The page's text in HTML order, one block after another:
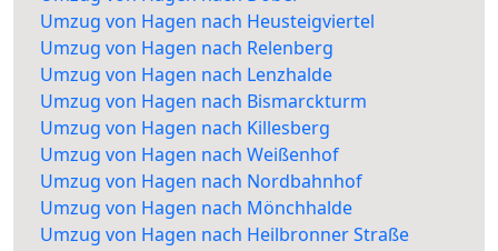
Umzug von Hagen nach Heusteigviertel
Umzug von Hagen nach Relenberg
Umzug von Hagen nach Lenzhalde
Umzug von Hagen nach Bismarckturm
Umzug von Hagen nach Killesberg
Umzug von Hagen nach Weißenhof
Umzug von Hagen nach Nordbahnhof
Umzug von Hagen nach Mönchhalde
Umzug von Hagen nach Heilbronner Straße